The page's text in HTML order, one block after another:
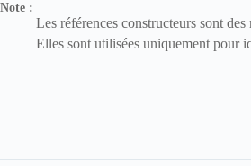
Note :
Les références constructeurs sont des
Elles sont utilisées uniquement pour